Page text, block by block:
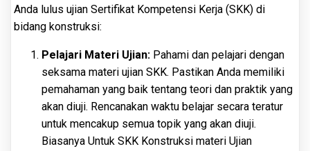
Anda lulus ujian Sertifikat Kompetensi Kerja (SKK) di
bidang konstruksi:
Pelajari Materi Ujian: Pahami dan pelajari dengan
seksama materi ujian SKK. Pastikan Anda memiliki
pemahaman yang baik tentang teori dan praktik yang
akan diuji. Rencanakan waktu belajar secara teratur
untuk mencakup semua topik yang akan diuji.
Biasanya Untuk SKK Konstruksi materi Ujian